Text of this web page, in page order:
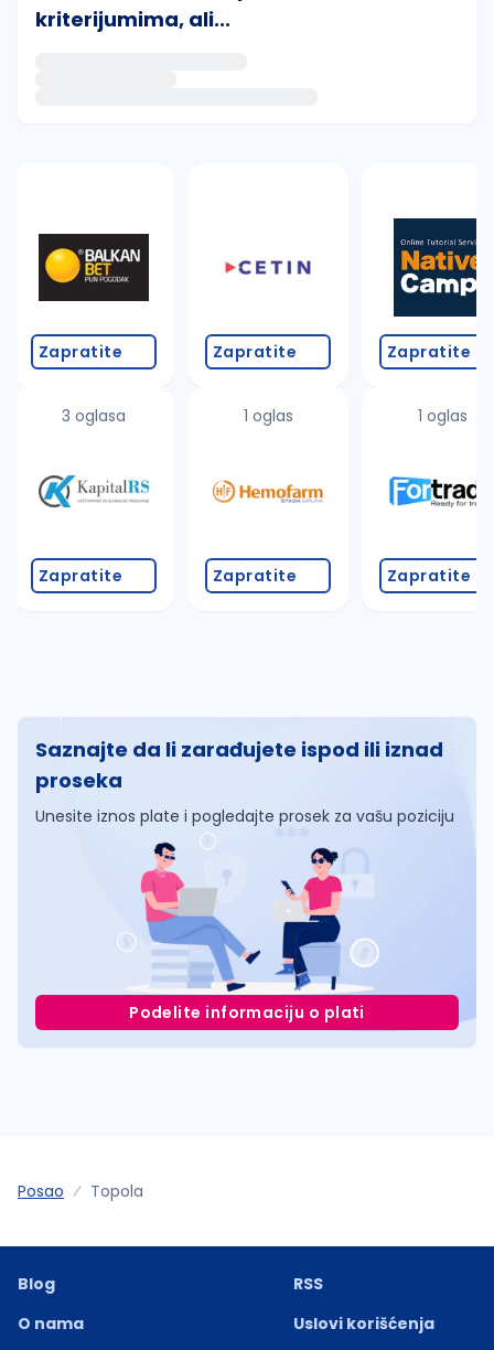
kriterijumima, ali...
Takođe možete da:
proverite pravopisne greške (koristite č, ć, š, đ,
promenite odabrane filtere pretrage
Zapratite
3 oglasa
Zapratite
Zapratite
1 oglas
Zapratite
Zapratite
1 oglas
Zapratite
Saznajte da li zarađujete ispod ili iznad
proseka
Unesite iznos plate i pogledajte prosek za vašu poziciju
Podelite informaciju o plati
Posao Topola
Blog
O nama
RSS
Uslovi korišćenja